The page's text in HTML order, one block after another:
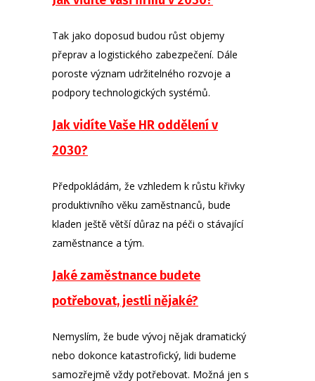
Tak jako doposud budou růst objemy
přeprav a logistického zabezpečení. Dále
poroste význam udržitelného rozvoje a
podpory technologických systémů.
Jak vidíte Vaše HR oddělení v
2030?
Předpokládám, že vzhledem k růstu křivky
produktivního věku zaměstnanců, bude
kladen ještě větší důraz na péči o stávající
zaměstnance a tým.
Jaké zaměstnance budete
potřebovat, jestli nějaké?
Nemyslím, že bude vývoj nějak dramatický
nebo dokonce katastrofický, lidi budeme
samozřejmě vždy potřebovat. Možná jen s